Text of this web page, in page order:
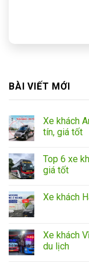
BÀI VIẾT MỚI
Xe khách
tín, giá tốt
Top 6 xe
giá tốt
Xe khách
Xe khách
du lịch